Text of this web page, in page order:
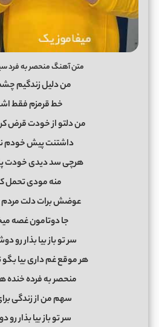
متن آهنگ منحصر به فرد
من دلیل زندگیم
خط قرمزم فقط
من دلتو از خودت قرض
داشتنت پیش خودم
هرچی سد دیدی خودت
منه مودی تحمل
عوضش برات دلت مردم
جا دوتامون غصه
سر تو باز بیا بذار رو
هر موقع غم داری بیا
منحصر به فرده خنده
سهم من از زندگی
سر تو باز بیا بذار